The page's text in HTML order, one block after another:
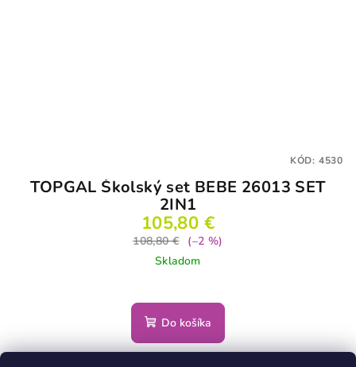
TOPGAL Školský set BEBE 26013 SET
2IN1
105,80 €
108,80 €
(–2 %)
Skladom
Do košíka
KÓD: 4530